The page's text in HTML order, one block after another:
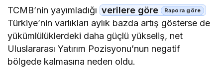
TCMB’nin yayımladığı verilere göre
Türkiye’nin varlıkları aylık bazda artış gösterse de
yükümlülüklerdeki daha güçlü yükseliş, net
Uluslararası Yatırım Pozisyonu’nun negatif
bölgede kalmasına neden oldu.